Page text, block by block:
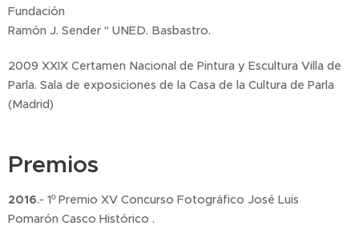
Fundación
Ramón J. Sender " UNED. Basbastro.
2009 XXIX Certamen Nacional de Pintura y Escultura Villa de
Parla. Sala de exposiciones de la Casa de la Cultura de Parla
(Madrid)
Premios
2016.- 1º Premio XV Concurso Fotográfico José Luis
Pomarón Casco Histórico .